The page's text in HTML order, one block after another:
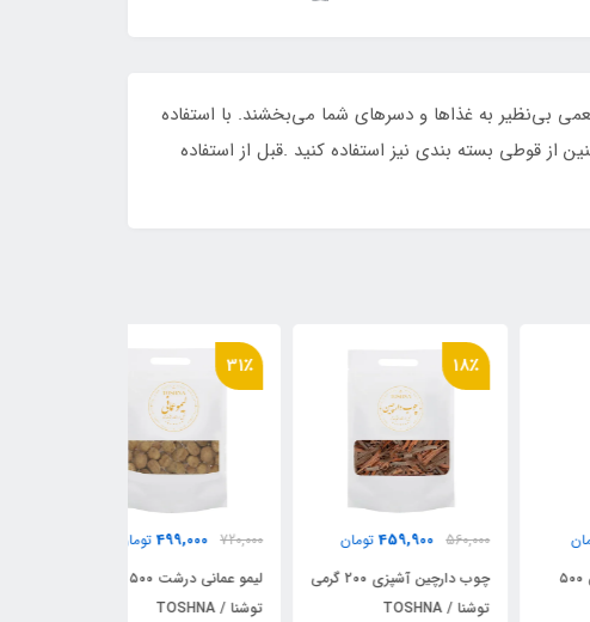
این کشمش‌های خوشمزه و با کیفیت، طعمی بی‌نظیر به غذاها و دسرهای شما می‌بخشند. با استفاده
قوطی بسته بندی نیز استفاده کنید .قبل از استفاده
459,900 تومان
چوب دارچین آشپزی ۲۰۰ گرمی
499,000 تومان
لیمو عمانی درشت ۵۰۰ گرمی